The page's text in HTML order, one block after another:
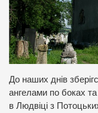
До наших днів
ангелами по боках та
в Людвіці з